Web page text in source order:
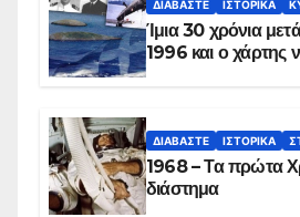
ΔΙΑΒΆΣΤΕ ΙΣΤΟΡΙΚΆ
Ίμια 30 χρόνια
ΔΙΑΒΆΣΤΕ ΙΣΤΟΡΙΚΆ
1968 – Τα πρώτα
διάστημα